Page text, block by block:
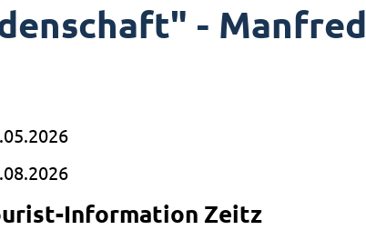
- Manfred
Information Zeitz